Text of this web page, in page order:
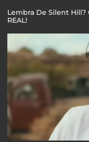
Lembra De Silent Hill?
REAL!